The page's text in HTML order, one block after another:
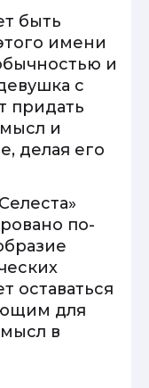
быть
имени
и
с
придать
и
делая его
по-
оставаться
для
в